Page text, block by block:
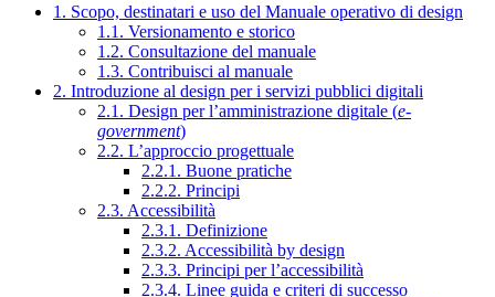
1. Scopo, destinatari e uso del Manuale operativo di design
1.1. Versionamento e storico
1.2. Consultazione del manuale
1.3. Contribuisci al manuale
2. Introduzione al design per i servizi pubblici digitali
2.1. Design per l’amministrazione digitale (e-
government)
2.2. L’approccio progettuale
2.2.1. Buone pratiche
2.2.2. Principi
2.3. Accessibilità
2.3.1. Definizione
2.3.2. Accessibilità by design
2.3.3. Principi per l’accessibilità
2.3.4. Linee guida e criteri di successo